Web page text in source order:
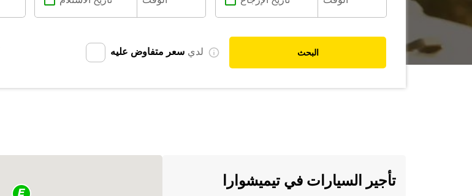
لدي سعر متفاوض عليه البحث
تأجير السيارات في تيميشوارا